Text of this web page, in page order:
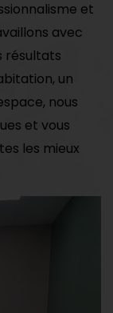
et
avec
résultats
un
nous
et vous
les mieux